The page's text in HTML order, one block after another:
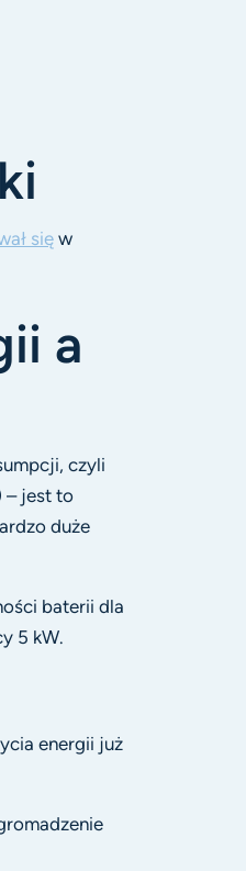
sięw
a
czyli
– jest to
duże
baterii dla
5 kW.
energii już